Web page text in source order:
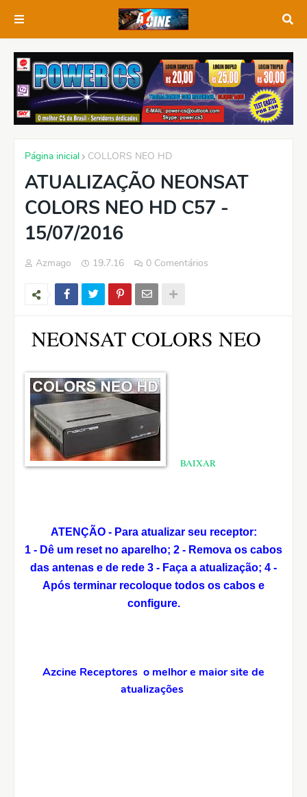
Página inicial COLLORS NEO HD
ATUALIZAÇÃO NEONSAT
COLORS NEO HD C57 -
15/07/2016
Azmago 19.7.16 0 Comentários
NEONSAT COLORS NEO
BAIXAR
ATENÇÃO - Para atualizar seu receptor:
1 - Dê um reset no aparelho; 2 - Remova os cabos
das antenas e de rede 3 - Faça a atualização; 4 -
Após terminar recoloque todos os cabos e
configure.
Azcine Receptores o melhor e maior site de
atualizações